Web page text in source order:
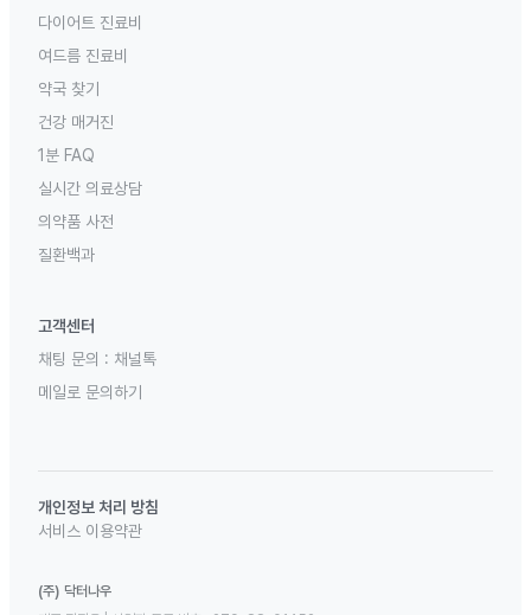
다이어트 진료비
여드름 진료비
약국 찾기
건강 매거진
1분 FAQ
실시간 의료상담
의약품 사전
질환백과
고객센터
채팅 문의 : 채널톡
메일로 문의하기
개인정보 처리 방침
서비스 이용약관
(주) 닥터나우